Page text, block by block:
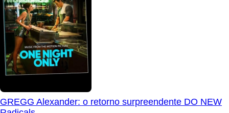
GREGG Alexander: o retorno surpreendente DO NEW